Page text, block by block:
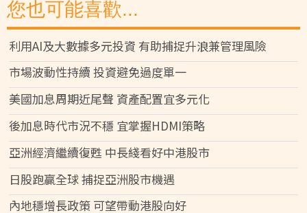
您也可能喜歡...
利用AI及大數據多元投資 有助捕捉升浪兼管理風險
市場波動性持續 投資避免過度單一
美國加息周期近尾聲 資產配置宜多元化
後加息時代市況不穩 宜掌握HDMI策略
亞洲經濟繼續復甦 中長綫看好中港股市
日股跑贏全球 捕捉亞洲股市機遇
內地穩增長政策 可望帶動港股向好